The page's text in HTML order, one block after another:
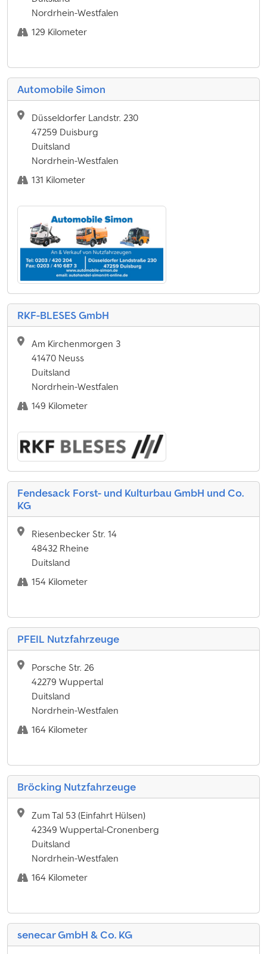
Nordrhein-Westfalen
129 Kilometer
Automobile Simon
Düsseldorfer Landstr. 230
47259 Duisburg
Duitsland
Nordrhein-Westfalen
131 Kilometer
RKF-BLESES GmbH
Am Kirchenmorgen 3
41470 Neuss
Duitsland
Nordrhein-Westfalen
149 Kilometer
Fendesack Forst- und Kulturbau GmbH und Co.
KG
Riesenbecker Str. 14
48432 Rheine
Duitsland
154 Kilometer
PFEIL Nutzfahrzeuge
Porsche Str. 26
42279 Wuppertal
Duitsland
Nordrhein-Westfalen
164 Kilometer
Bröcking Nutzfahrzeuge
Zum Tal 53 (Einfahrt Hülsen)
42349 Wuppertal-Cronenberg
Duitsland
Nordrhein-Westfalen
164 Kilometer
senecar GmbH & Co. KG